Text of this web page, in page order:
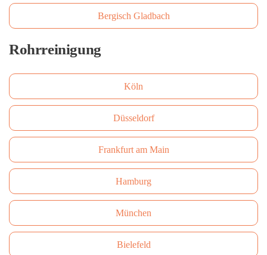
Bergisch Gladbach
Rohrreinigung
Köln
Düsseldorf
Frankfurt am Main
Hamburg
München
Bielefeld